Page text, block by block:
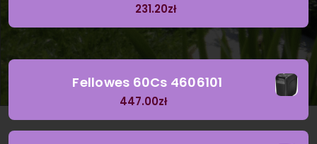
231.20zł
Fellowes 60Cs 4606101
447.00zł